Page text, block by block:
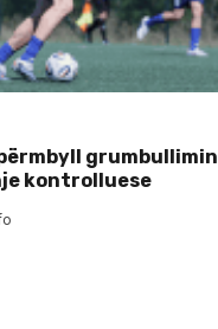
grumbullimin
kontrolluese